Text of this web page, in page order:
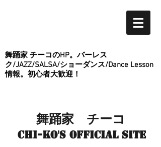
舞踊家 チーコのHP。バーレス
ク/JAZZ/SALSA/ショーダンス/Dance Lesson
情報。初心者大歓迎！
舞踊家 チーコ
Chi-ko's Official site